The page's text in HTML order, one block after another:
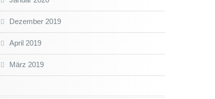
Dezember 2019
April 2019
März 2019